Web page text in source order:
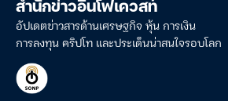
สำนักข่าวอินโฟเควสท์
อัปเดตข่าวสารด้านเศรษฐกิจ หุ้น การเงิน
การลงทุน คริปโท และประเด็นน่าสนใจรอบโลก